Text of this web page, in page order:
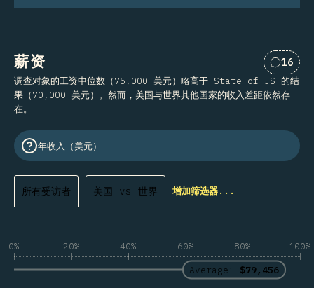
薪资
对“薪资
16
调查对象的工资中位数（75,000 美元）略高于 State of JS 的结
果（70,000 美元）。然而，美国与世界其他国家的收入差距依然存
在。
年收入（美元）
所有受访者 美国 vs 世界 增加筛选器...
0% 20% 40% 60% 80%
100%
Average: $79,456